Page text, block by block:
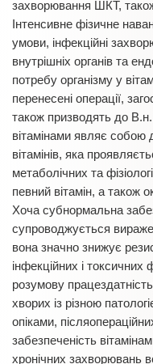
захворювання ШКТ, також
Інтенсивне фізичне
умови, інфекційні
внутрішніх органів та
потребу організму у
перенесені операції,
також призводять до
вітамінами являє собою
вітамінів, яка
метаболічних та
певний вітамін, а також
Хоча субнормальна
супроводжується
вона значно знижує
інфекційних і токсичних
розумову
хворих із різною
опіками,
забезпеченість
хронічних захворювань